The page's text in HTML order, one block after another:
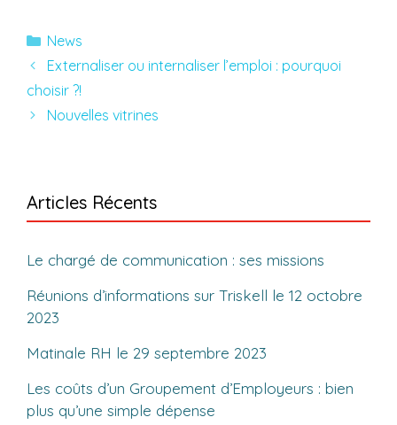
Catégories
News
Externaliser ou internaliser l’emploi : pourquoi
choisir ?!
Nouvelles vitrines
Articles Récents
Le chargé de communication : ses missions
Réunions d’informations sur Triskell le 12 octobre
2023
Matinale RH le 29 septembre 2023
Les coûts d’un Groupement d’Employeurs : bien
plus qu’une simple dépense